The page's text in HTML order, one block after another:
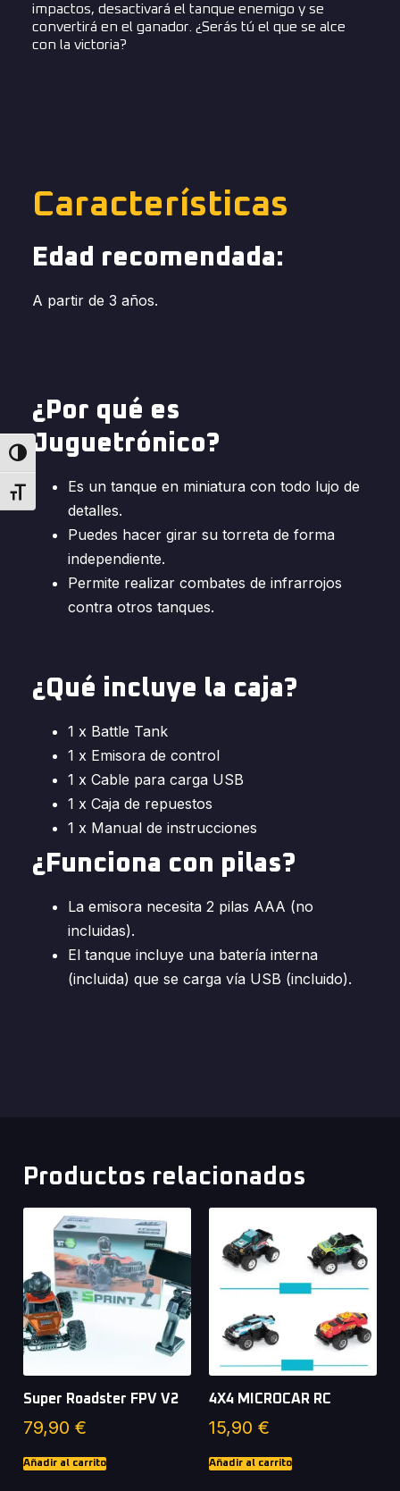
Alternar alto contraste
Alternar tamaño de letra
impactos, desactivará el tanque enemigo y se
convertirá en el ganador. ¿Serás tú el que se alce
con la victoria?
Características
Edad recomendada:
A partir de 3 años.
¿Por qué es
Juguetrónico?
Es un tanque en miniatura con todo lujo de
detalles.
Puedes hacer girar su torreta de forma
independiente.
Permite realizar combates de infrarrojos
contra otros tanques.
¿Qué incluye la caja?
1 x Battle Tank
1 x Emisora de control
1 x Cable para carga USB
1 x Caja de repuestos
1 x Manual de instrucciones
¿Funciona con pilas?
La emisora necesita 2 pilas AAA (no
incluidas).
El tanque incluye una batería interna
(incluida) que se carga vía USB (incluido).
Productos relacionados
Super Roadster FPV V2
79,90 €
Añadir al carrito
4X4 MICROCAR RC
15,90 €
Añadir al carrito